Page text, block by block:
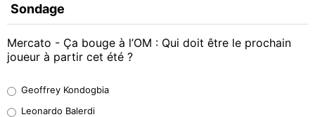
Sondage
Mercato - Ça bouge à l’OM : Qui doit être le prochain
joueur à partir cet été ?
38%
Geoffrey Kondogbia
Leonardo Balerdi